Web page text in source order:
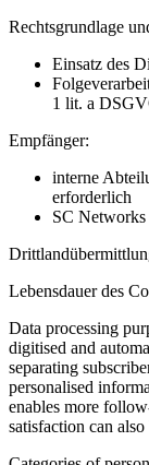
Rechtsgrundlage
Einsatz des
1 lit. a
Empfänger:
interne
erforderlich
SC
Lebensdauer des
Data processing
digitised and
separating
personalised
enables more
satisfaction can